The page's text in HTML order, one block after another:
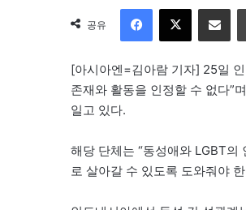
공유
이메일
[아시아엔=김아람 기자] 25일
존재와 활동을 인정할 수 없다”
일고 있다.
해당 단체는 “동성애와 LGBT의
로 살아갈 수 있도록 도와줘야